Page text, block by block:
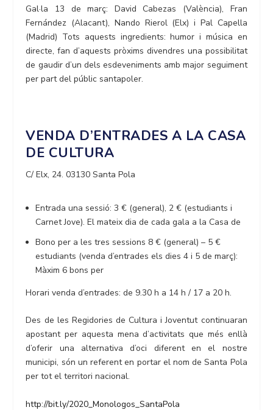
Gal·la 13 de març: David Cabezas (València), Fran
Fernández (Alacant), Nando Rierol (Elx) i Pal Capella
(Madrid) Tots aquests ingredients: humor i música en
directe, fan d’aquests pròxims divendres una possibilitat
de gaudir d’un dels esdeveniments amb major seguiment
per part del públic santapoler.
VENDA D’ENTRADES A LA CASA
DE CULTURA
C/ Elx, 24. 03130 Santa Pola
Entrada una sessió: 3 € (general), 2 € (estudiants i
Carnet Jove). El mateix dia de cada gala a la Casa de
Bono per a les tres sessions 8 € (general) – 5 €
estudiants (venda d’entrades els dies 4 i 5 de març):
Màxim 6 bons per
Horari venda d’entrades: de 9.30 h a 14 h / 17 a 20 h.
Des de les Regidories de Cultura i Joventut continuaran
apostant per aquesta mena d’activitats que més enllà
d’oferir una alternativa d’oci diferent en el nostre
municipi, són un referent en portar el nom de Santa Pola
per tot el territori nacional.
http://bit.ly/2020_Monologos_SantaPola